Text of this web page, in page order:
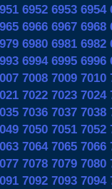
6952 6953 6954
6966 6967 6968
6980 6981 6982
6994 6995 6996
7008 7009 7010
7022 7023 7024
7036 7037 7038
7050 7051 7052
7064 7065 7066
7078 7079 7080
7092 7093 7094